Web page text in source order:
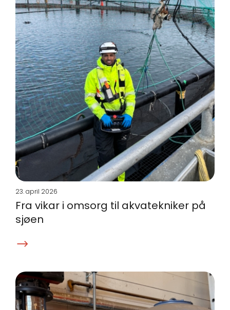
23. april 2026
Fra vikar i omsorg til akvatekniker på
sjøen